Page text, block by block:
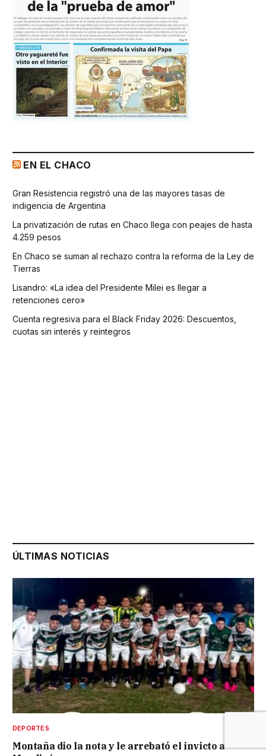
EN EL CHACO
Gran Resistencia registró una de las mayores tasas de
indigencia de Argentina
La privatización de rutas en Chaco llega con peajes de hasta
4.259 pesos
En Chaco se suman al rechazo contra la reforma de la Ley de
Tierras
Lisandro: «La idea del Presidente Milei es llegar a
retenciones cero»
Cuenta regresiva para el Black Friday 2026: Descuentos,
cuotas sin interés y reintegros
ÚLTIMAS NOTICIAS
DEPORTES
Montaña dio la nota y le arrebató el invicto a